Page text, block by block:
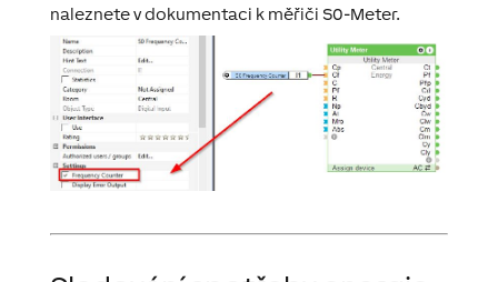
naleznete v dokumentaci k měřiči S0-Meter.